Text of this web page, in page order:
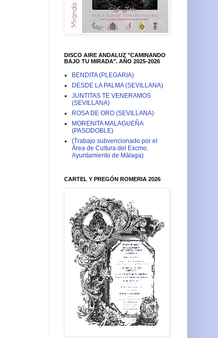
DISCO AIRE ANDALUZ "CAMINANDO
BAJO TU MIRADA". AÑO 2025-2026
BENDITA (PLEGARIA)
DESDE LA PALMA (SEVILLANA)
JUNTITAS TE VENERAMOS
(SEVILLANA)
ROSA DE ORO (SEVILLANA)
MORENITA MALAGUEÑA
(PASODOBLE)
(Trabajo subvencionado por el
Área de Cultura del Excmo.
Ayuntamiento de Málaga)
CARTEL Y PREGÓN ROMERIA 2026